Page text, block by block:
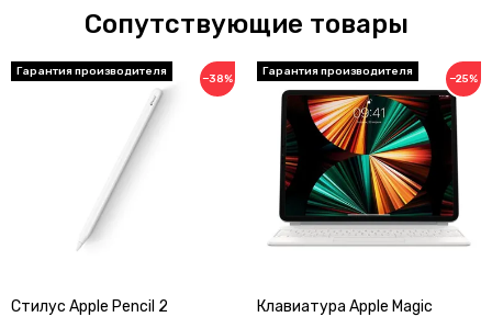
Сопутствующие товары
Гарантия производителя
−38%
Стилус Apple Pencil 2
Гарантия производителя
−25%
Клавиатура Apple Magic